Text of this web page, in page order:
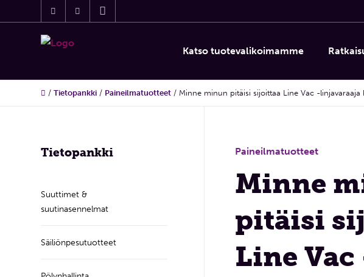
Katso tuotevalikoimamme
/Tietopankki / Paineilmatuotteet / Minne minun pitäisi sijoittaa Line Vac -linjavaraaja
Tietopankki
Suuttimet &
suutinasennelmat
Säiliönpesutuotteet
Paineilmatuotteet
Minne
pitäisi
Line Vac